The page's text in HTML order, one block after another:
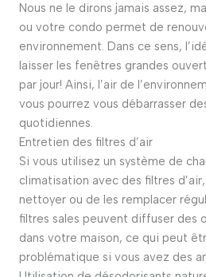
Nous ne le dirons jamais assez,
ou votre condo permet de
environnement. Dans ce sens,
laisser les fenêtres grandes
par jour! Ainsi, l’air de
vous pourrez vous débarrasser
quotidiennes.
Entretien des filtres d’air
Si vous utilisez un système de
climatisation avec des filtres
nettoyer ou de les remplacer
filtres sales peuvent diffuser des
dans votre maison, ce qui peut
problématique si vous avez des